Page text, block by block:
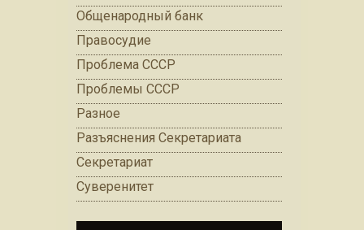
Общенародный банк
Правосудие
Проблема СССР
Проблемы СССР
Разное
Разъяснения Секретариата
Секретариат
Суверенитет